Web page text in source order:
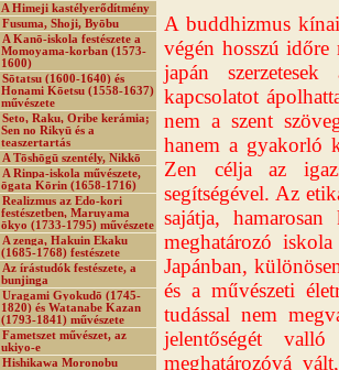
A Himeji kastélyerődítmény
Fusuma, Shoji, Byōbu
A Kanō-iskola festészete a
Momoyama-korban (1573-
1600)
Sōtatsu (1600-1640) és
Honami Kōetsu (1558-1637)
művészete
Seto, Raku, Oribe kerámia;
Sen no Rikyū és a
teaszertartás
A Tōshōgū szentély, Nikkō
A Rinpa-iskola művészete,
ōgata Kōrin (1658-1716)
Realizmus az Edo-kori
festészetben, Maruyama
ōkyo (1733-1795) művészete
A zenga, Hakuin Ekaku
(1685-1768) festészete
Az írástudók festészete, a
bunjinga
Uragami Gyokudō (1745-
1820) és Watanabe Kazan
(1793-1841) művészete
Fametszet művészet, az
ukiyo-e
Hishikawa Moronobu
A buddhizmus kínai
végén hosszú időre
japán
kapcsolatot
nem a szent
hanem a gyakorló
Zen célja az
segítségével. Az
sajátja,
meghatározó
Japánban,
és a művészeti
tudással nem
jelentőségét
meghatározóvá